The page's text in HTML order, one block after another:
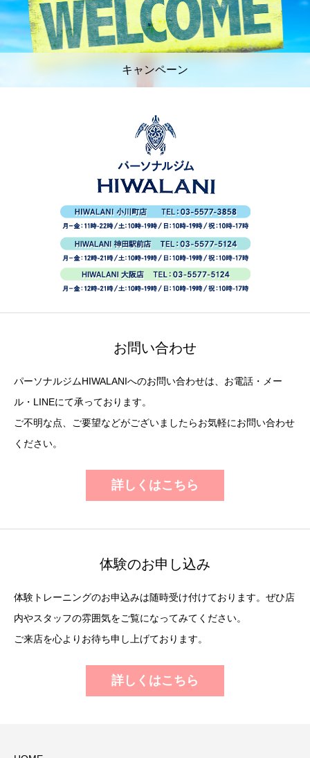
キャンペーン
お問い合わせ
パーソナルジムHIWALANIへのお問い合わせは、お電話・メー
ル・LINEにて承っております。
ご不明な点、ご要望などがございましたらお気軽にお問い合わせ
ください。
詳しくはこちら
体験のお申し込み
体験トレーニングのお申込みは随時受け付けております。ぜひ店
内やスタッフの雰囲気をご覧になってみてください。
ご来店を心よりお待ち申し上げております。
詳しくはこちら